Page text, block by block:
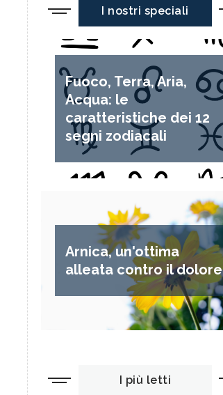
I nostri speciali
Fuoco, Terra, Aria,
Acqua: le
caratteristiche dei 12
segni zodiacali
Arnica, un'ottima
alleata contro il dolore
I più letti